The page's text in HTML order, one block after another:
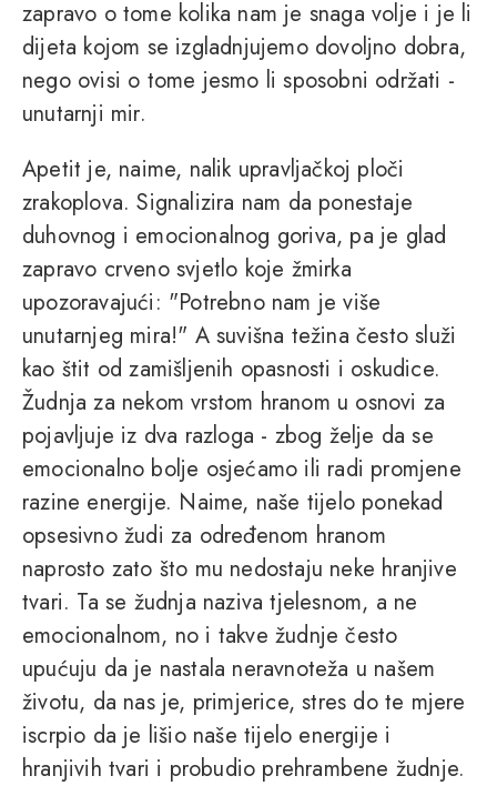
zapravo o tome kolika nam je snaga volje i je li
dijeta kojom se izgladnjujemo dovoljno dobra,
nego ovisi o tome jesmo li sposobni održati -
unutarnji mir.
Apetit je, naime, nalik upravljačkoj ploči
zrakoplova. Signalizira nam da ponestaje
duhovnog i emocionalnog goriva, pa je glad
zapravo crveno svjetlo koje žmirka
upozoravajući: "Potrebno nam je više
unutarnjeg mira!" A suvišna težina često služi
kao štit od zamišljenih opasnosti i oskudice.
Žudnja za nekom vrstom hranom u osnovi za
pojavljuje iz dva razloga - zbog želje da se
emocionalno bolje osjećamo ili radi promjene
razine energije. Naime, naše tijelo ponekad
opsesivno žudi za određenom hranom
naprosto zato što mu nedostaju neke hranjive
tvari. Ta se žudnja naziva tjelesnom, a ne
emocionalnom, no i takve žudnje često
upućuju da je nastala neravnoteža u našem
životu, da nas je, primjerice, stres do te mjere
iscrpio da je lišio naše tijelo energije i
hranjivih tvari i probudio prehrambene žudnje.